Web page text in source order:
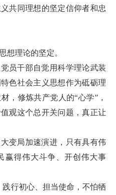
共同理想的坚定信仰者和忠
想理论的坚定。
员干部自觉用科学理论武装
色社会主义思想作为砥砺理
，修炼共产党人的“心学”，
观这个总开关问题，真正让
变局加速演进，只有具有伟
赢得伟大斗争、开创伟大事
行初心、担当使命，不怕牺